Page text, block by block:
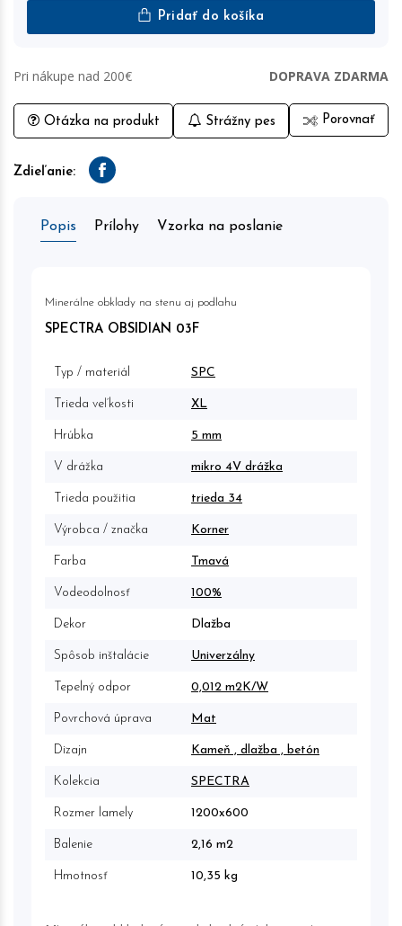
Pridať do košíka
Pri nákupe nad 200€ DOPRAVA ZDARMA
Otázka na produkt Strážny pes Porovnať
Zdieľanie: Facebook
Popis Prílohy Vzorka na poslanie
Minerálne obklady na stenu aj podlahu
SPECTRA OBSIDIAN 03F
Typ / materiál SPC
Trieda veľkosti XL
Hrúbka 5 mm
V drážka mikro 4V drážka
Trieda použitia trieda 34
Výrobca / značka Korner
Farba Tmavá
Vodeodolnosť 100%
Dekor Dlažba
Spôsob inštalácie Univerzálny
Tepelný odpor 0,012 m2K/W
Povrchová úprava Mat
Dizajn Kameň , dlažba , betón
Kolekcia SPECTRA
Rozmer lamely 1200x600
Balenie 2,16 m2
Hmotnosť 10,35 kg